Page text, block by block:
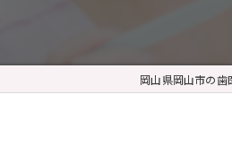
岡山県岡山市の歯